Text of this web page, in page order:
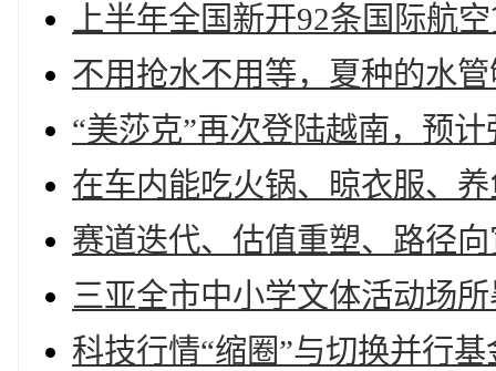
上半年全国新开92条国际航
不用抢水不用等，夏种的水
“美莎克”再次登陆越南，预
在车内能吃火锅、晾衣服、
赛道迭代、估值重塑、路径
三亚全市中小学文体活动场
科技行情“缩圈”与切换并行